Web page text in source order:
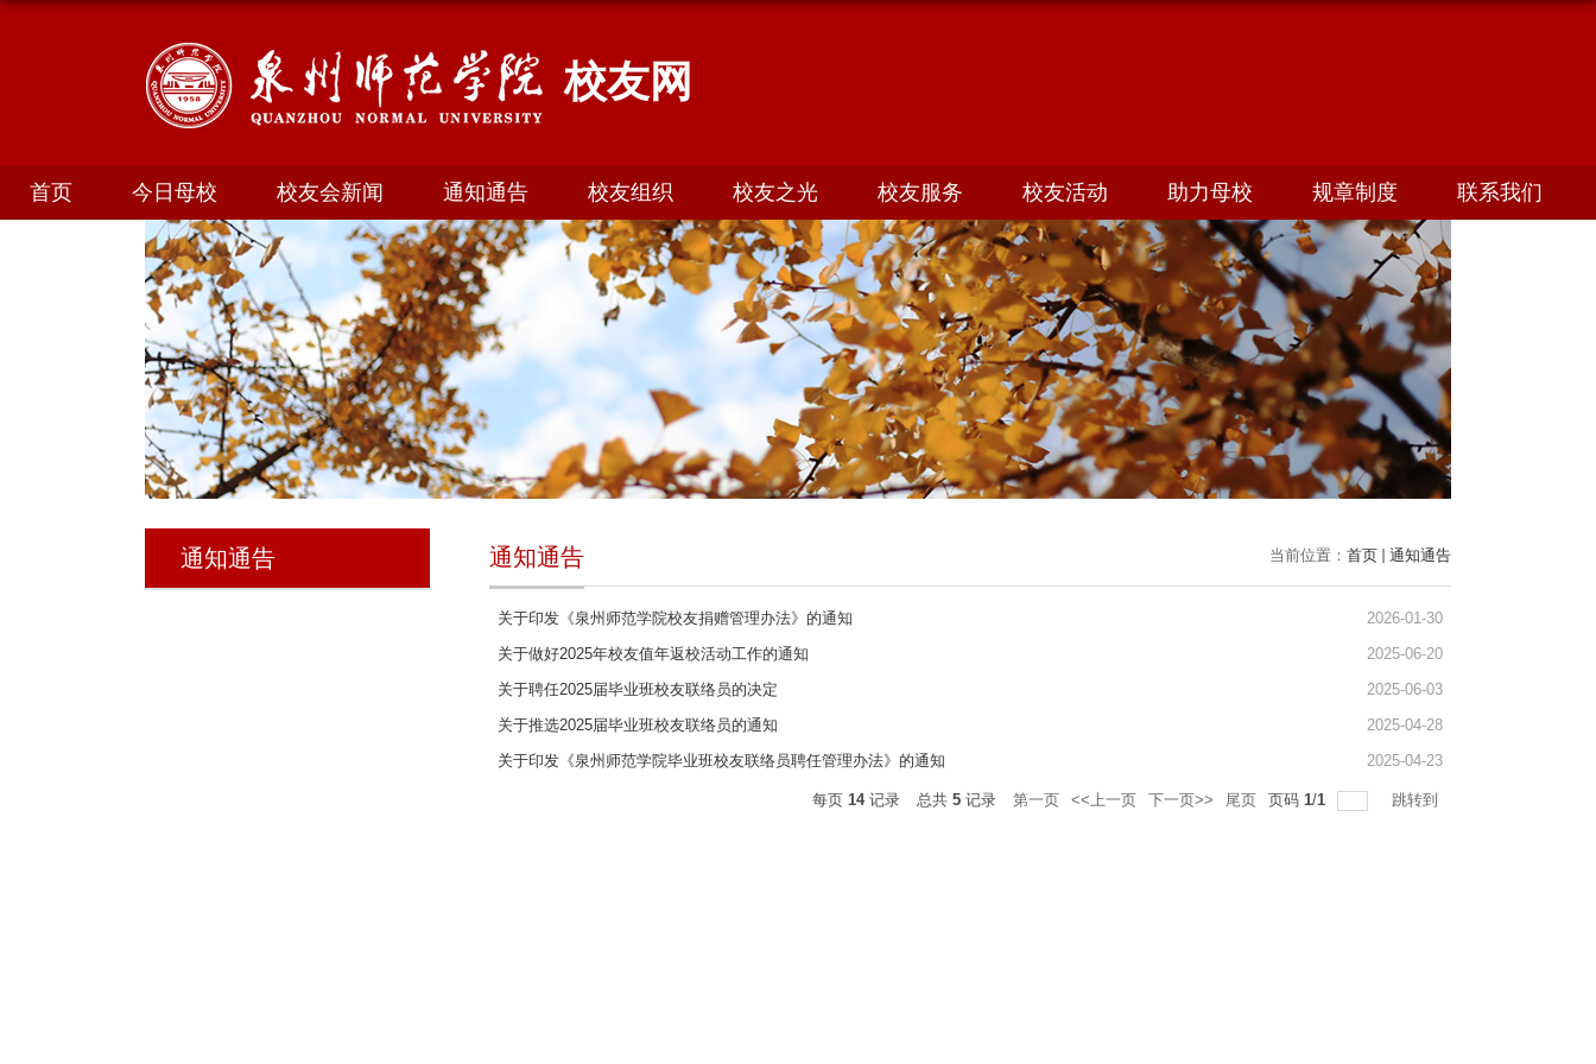
校友网
首页 今日母校 校友会新闻 通知通告 校友组织 校友之光 校友服务 校友活动 助力母校 规章制度 联系我们
通知通告 当前位置： 首页 通知通告
通知通告
关于印发《泉州师范学院校友捐赠管理办法》的通知
2026-01-30
关于做好2025年校友值年返校活动工作的通知
2025-06-20
关于聘任2025届毕业班校友联络员的决定
2025-06-03
关于推选2025届毕业班校友联络员的通知
2025-04-28
关于印发《泉州师范学院毕业班校友联络员聘任管理办法》的通知
2025-04-23
每页 14记录 总共 5 记录 第一页 <<上一页 下一页>> 尾页 页码 1/1 跳转到